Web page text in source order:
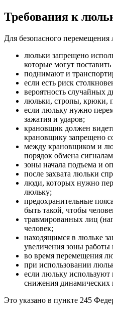
Требования к
Для безопасного
люльки запрещено
которые могут
поднимают и
если есть риск
вероятность случайных
люльки, стропы, крюки,
если люльку нужно
зажатия и ударов;
крановщик должен
крановщику запрещено
между крановщиком и
порядок обмена
зоны начала подъема и
после захвата люльки
люди, которых нужно
люльку;
предохранительные
быть такой, чтобы
травмированных лиц
человек;
находящимся в люльке
увеличения зоны работы
во время перемещения
при использовании
если люльку используют
снижения динамических
Это указано в пункте 245